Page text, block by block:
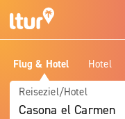
Flug & Hotel Hotel
Reiseziel/Hotel
Casona el Carmen